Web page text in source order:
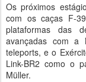
Os próximos
com os caças F-
plataformas das
avançadas com a
teleports, e o
Link-BR2 como o
Müller.